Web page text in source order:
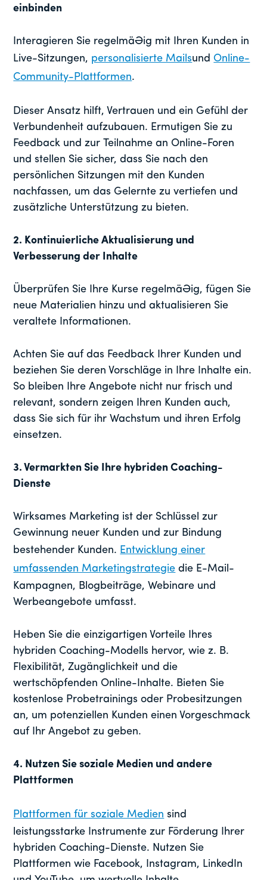
einbinden
Interagieren Sie regelmäßig mit Ihren Kunden in
Live-Sitzungen, personalisierte Mailsund Online-
Community-Plattformen.
Dieser Ansatz hilft, Vertrauen und ein Gefühl der
Verbundenheit aufzubauen. Ermutigen Sie zu
Feedback und zur Teilnahme an Online-Foren
und stellen Sie sicher, dass Sie nach den
persönlichen Sitzungen mit den Kunden
nachfassen, um das Gelernte zu vertiefen und
zusätzliche Unterstützung zu bieten.
2. Kontinuierliche Aktualisierung und
Verbesserung der Inhalte
Überprüfen Sie Ihre Kurse regelmäßig, fügen Sie
neue Materialien hinzu und aktualisieren Sie
veraltete Informationen.
Achten Sie auf das Feedback Ihrer Kunden und
beziehen Sie deren Vorschläge in Ihre Inhalte ein.
So bleiben Ihre Angebote nicht nur frisch und
relevant, sondern zeigen Ihren Kunden auch,
dass Sie sich für ihr Wachstum und ihren Erfolg
einsetzen.
3. Vermarkten Sie Ihre hybriden Coaching-
Dienste
Wirksames Marketing ist der Schlüssel zur
Gewinnung neuer Kunden und zur Bindung
bestehender Kunden. Entwicklung einer
umfassenden Marketingstrategie die E-Mail-
Kampagnen, Blogbeiträge, Webinare und
Werbeangebote umfasst.
Heben Sie die einzigartigen Vorteile Ihres
hybriden Coaching-Modells hervor, wie z. B.
Flexibilität, Zugänglichkeit und die
wertschöpfenden Online-Inhalte. Bieten Sie
kostenlose Probetrainings oder Probesitzungen
an, um potenziellen Kunden einen Vorgeschmack
auf Ihr Angebot zu geben.
4. Nutzen Sie soziale Medien und andere
Plattformen
Plattformen für soziale Medien sind
leistungsstarke Instrumente zur Förderung Ihrer
hybriden Coaching-Dienste. Nutzen Sie
Plattformen wie Facebook, Instagram, LinkedIn